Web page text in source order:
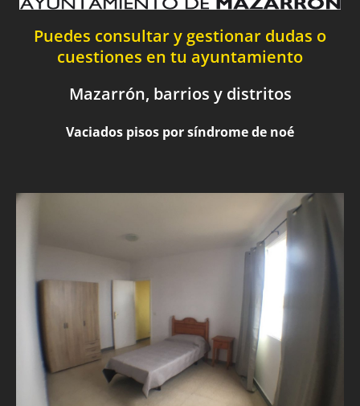
Puedes consultar y gestionar dudas o
cuestiones en tu ayuntamiento
Mazarrón, barrios y distritos
Vaciados pisos por síndrome de noé